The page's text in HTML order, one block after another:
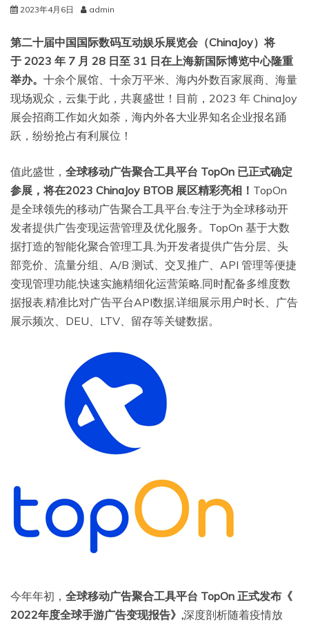
2023年4月6日 admin
第二十届中国国际数码互动娱乐展览会（ChinaJoy）将
于 2023 年 7 月 28 日至 31 日在上海新国际博览中心隆重
举办。 十余个展馆、十余万平米、海内外数百家展商、海量
现场观众，云集于此，共襄盛世！目前，2023 年 ChinaJoy
展会招商工作如火如荼，海内外各大业界知名企业报名踊
跃，纷纷抢占有利展位！
值此盛世， 全球移动广告聚合工具平台 TopOn 已正式确定
参展，将在2023 ChinaJoy BTOB 展区精彩亮相！ TopOn
是全球领先的移动广告聚合工具平台,专注于为全球移动开
发者提供广告变现运营管理及优化服务。TopOn 基于大数
据打造的智能化聚合管理工具,为开发者提供广告分层、头
部竞价、流量分组、A/B 测试、交叉推广、API 管理等便捷
变现管理功能,快速实施精细化运营策略,同时配备多维度数
据报表,精准比对广告平台API数据,详细展示用户时长、广告
展示频次、DEU、LTV、留存等关键数据。
今年年初， 全球移动广告聚合工具平台 TopOn 正式发布《
2022年度全球手游广告变现报告》,深度剖析随着疫情放